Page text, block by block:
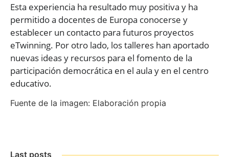
Esta experiencia ha resultado muy positiva y ha
permitido a docentes de Europa conocerse y
establecer un contacto para futuros proyectos
eTwinning. Por otro lado, los talleres han aportado
nuevas ideas y recursos para el fomento de la
participación democrática en el aula y en el centro
educativo.
Fuente de la imagen: Elaboración propia
Last posts